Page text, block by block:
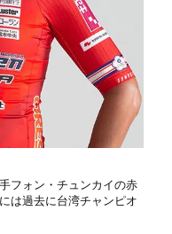
フォン・チュンカイの赤
は過去に台湾チャンピオ